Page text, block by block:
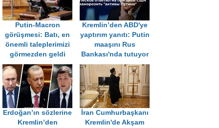
Putin-Macron
görüşmesi: Batı, en
önemli taleplerimizi
görmezden geldi
Kremlin’den ABD'ye
yaptırım yanıtı: Putin
maaşını Rus
Bankası'nda tutuyor
Erdoğan’ın sözlerine
Kremlin’den
İran Cumhurbaşkanı
Kremlin'de Akşam